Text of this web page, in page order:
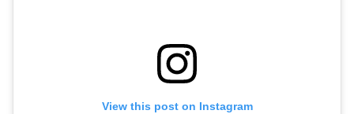
View this post on Instagram